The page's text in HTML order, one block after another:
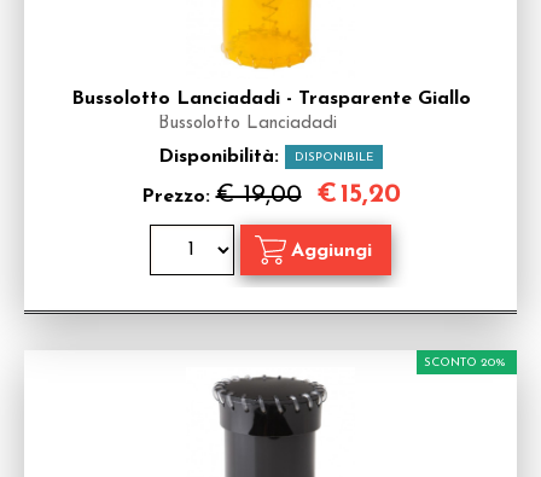
Bussolotto Lanciadadi - Trasparente Giallo
Bussolotto Lanciadadi
Disponibilità: DISPONIBILE
Prezzo:€ 19,00 €15,20
SCONTO 20%